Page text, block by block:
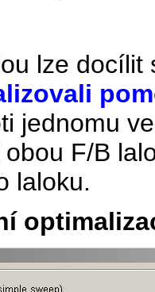
lze
jednomu
F/B
laloku.